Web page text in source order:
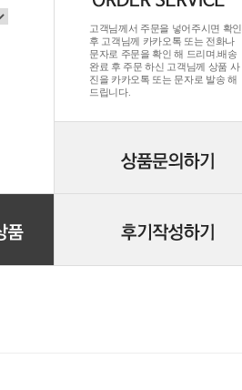
고객님께서 주문을 넣어주시면 확인
후 고객님께 카카오톡 또는 전화나
문자로 주문을 확인 해 드리며.배송
완료 후 주문 하신 고객님께 상품 사
진을 카카오톡 또는 문자로 발송 해
드립니다.